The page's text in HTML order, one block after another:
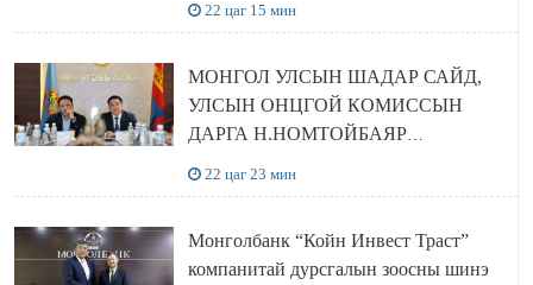
22 цаг 15 мин
МОНГОЛ УЛСЫН ШАДАР САЙД,
УЛСЫН ОНЦГОЙ КОМИССЫН
ДАРГА Н.НОМТОЙБАЯР
22 цаг 23 мин
Монголбанк “Койн Инвест Траст”
компанитай дурсгалын зоосны шинэ